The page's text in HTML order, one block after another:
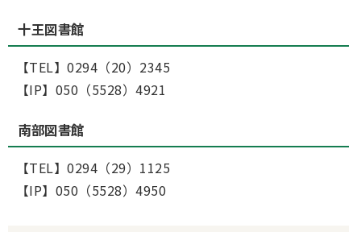
十王図書館
【TEL】0294（20）2345
【IP】050（5528）4921
南部図書館
【TEL】0294（29）1125
【IP】050（5528）4950